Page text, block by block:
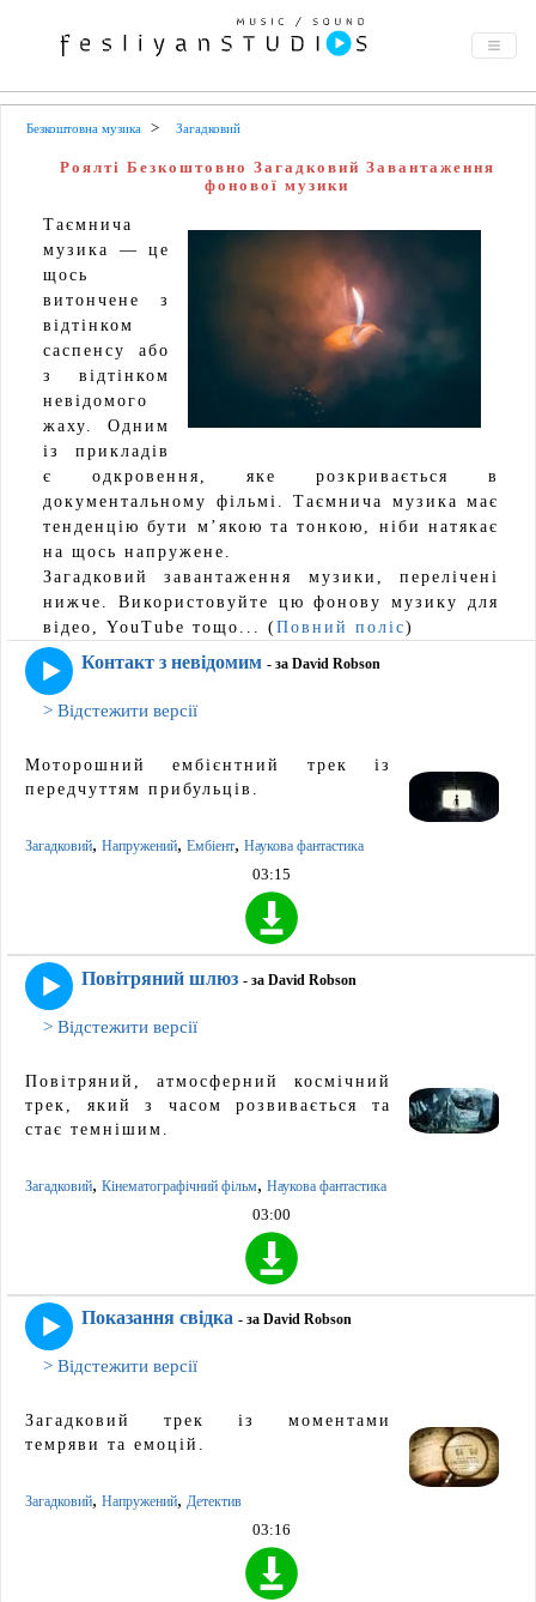
Безкоштовна музика Загадковий
Роялті Безкоштовно Загадковий Завантаження
фонової музики
Таємнича
музика — це
щось
витончене з
відтінком
саспенсу або
з відтінком
невідомого
жаху. Одним
із прикладів
є одкровення, яке розкривається в
документальному фільмі. Таємнича музика має
тенденцію бути м’якою та тонкою, ніби натякає
на щось напружене.
Загадковий завантаження музики, перелічені
нижче. Використовуйте цю фонову музику для
відео, YouTube тощо... (Повний поліс)
Контакт з невідомим - за David Robson
> Відстежити версії
Моторошний ембієнтний трек із
передчуттям прибульців.
Загадковий, Напружений, Ембіент, Наукова фантастика
03:15
Повітряний шлюз - за David Robson
> Відстежити версії
Повітряний, атмосферний космічний
трек, який з часом розвивається та
стає темнішим.
Загадковий, Кінематографічний фільм, Наукова фантастика
03:00
Показання свідка - за David Robson
> Відстежити версії
Загадковий трек із моментами
темряви та емоцій.
Загадковий, Напружений, Детектив
03:16